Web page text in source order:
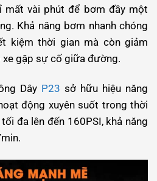
mất vài phút để bơm đầy một
Khả năng bơm nhanh chóng
kiệm thời gian mà còn giảm
gặp sự cố giữa đường.
Dây P23 sở hữu hiệu năng
động xuyên suốt trong thời
đa lên đến 160PSI, khả năng